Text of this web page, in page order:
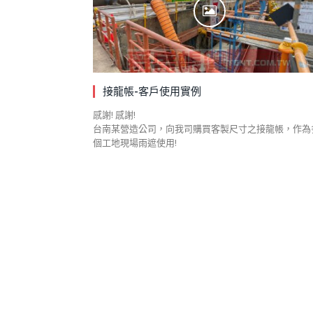
接龍帳-客戶使用實例
感謝! 感謝!
台南某營造公司，向我司購買客製尺寸之接龍帳，作為
個工地現場雨遮使用!